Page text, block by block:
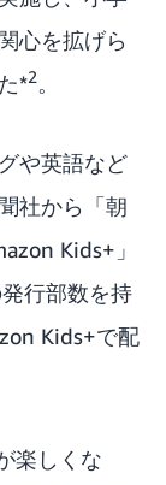
心を拡げら
*2。
や英語など
社から「朝
Kids+」
行部数を持
Kids+で配
楽しくな